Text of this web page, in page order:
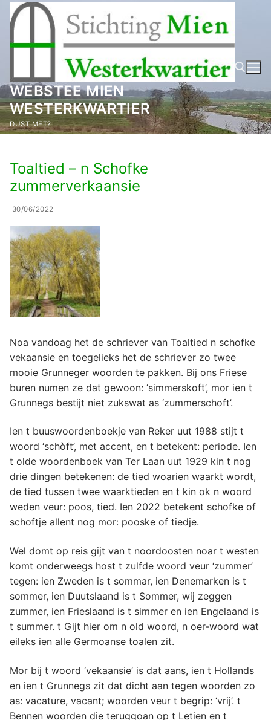
naar
inhoud
WEBSTEE MIEN
WESTERKWARTIER
DUST MET? Zoeken naar:
Toaltied – n Schofke
zummerverkaansie
30/06/2022
Noa vandoag het de schriever van Toaltied n schofke
vekaansie en toegelieks het de schriever zo twee
mooie Grunneger woorden te pakken. Bij ons Friese
buren numen ze dat gewoon: ‘simmerskoft’, mor ien t
Grunnegs bestijt niet zukswat as ‘zummerschoft’.
Ien t buuswoordenboekje van Reker uut 1988 stijt t
woord ‘schòft’, met accent, en t betekent: periode. Ien
t olde woordenboek van Ter Laan uut 1929 kin t nog
drie dingen betekenen: de tied woarien waarkt wordt,
de tied tussen twee waarktieden en t kin ok n woord
weden veur: poos, tied. Ien 2022 betekent schofke of
schoftje allent nog mor: pooske of tiedje.
Wel domt op reis gijt van t noordoosten noar t westen
komt onderweegs host t zulfde woord veur ‘zummer’
tegen: ien Zweden is t sommar, ien Denemarken is t
sommer, ien Duutslaand is t Sommer, wij zeggen
zummer, ien Frieslaand is t simmer en ien Engelaand is
t summer. t Gijt hier om n old woord, n oer-woord wat
eileks ien alle Germoanse toalen zit.
Mor bij t woord ‘vekaansie’ is dat aans, ien t Hollands
en ien t Grunnegs zit dat dicht aan tegen woorden zo
as: vacature, vacant; woorden veur t begrip: ‘vrij’. t
Bennen woorden die teruggoan op t Letien en t